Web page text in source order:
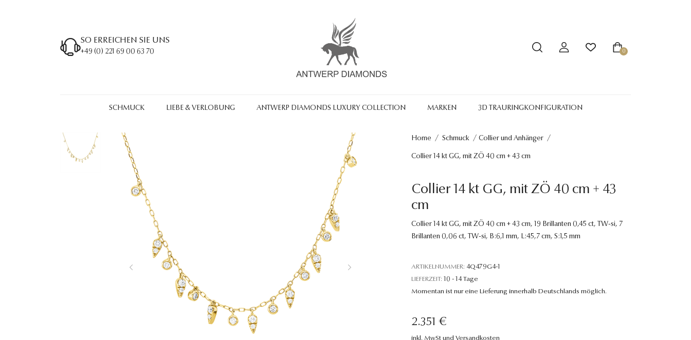
SO ERREICHEN SIE UNS
+49 (0) 221 69 00 63 70 0
SCHMUCK LIEBE & VERLOBUNG ANTWERP DIAMONDS LUXURY COLLECTION MARKEN 3D TRAURINGKONFIGURATION
Home / Schmuck / Collier und Anhänger /
Collier 14 kt GG, mit ZÖ 40 cm + 43 cm
Collier 14 kt GG, mit ZÖ 40 cm + 43
cm
Collier 14 kt GG, mit ZÖ 40 cm + 43 cm, 19 Brillanten 0,45 ct, TW-si, 7
Brillanten 0,06 ct, TW-si, B:6,1 mm, L:45,7 cm, S:1,5 mm
ARTIKELNUMMER: 4Q479G4-1
LIEFERZEIT: 10 - 14 Tage
Momentan ist nur eine Lieferung innerhalb Deutschlands möglich.
2.351 €
inkl. MwSt und Versandkosten